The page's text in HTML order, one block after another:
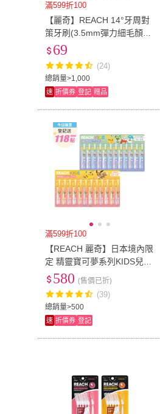
滿599折100
【麗奇】REACH 14°牙周對
策牙刷(3.5mm彈力細毛顏色
隨機出貨)
總銷量>1,000
69
(24)
速 折價券 登記 贈品
滿599折100
【REACH 麗奇】日本境內限
定 精靈寶可夢系列KIDS兒童
牙刷12入套裝組(嬰幼兒/學齡
總銷量>500
580 (售價已折)
(39)
速 折價券 登記